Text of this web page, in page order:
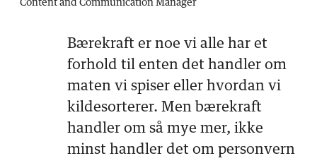
Content and Communication Manager
Bærekraft er noe vi alle har et
forhold til enten det handler om
maten vi spiser eller hvordan vi
kildesorterer. Men bærekraft
handler om så mye mer, ikke
minst handler det om personvern